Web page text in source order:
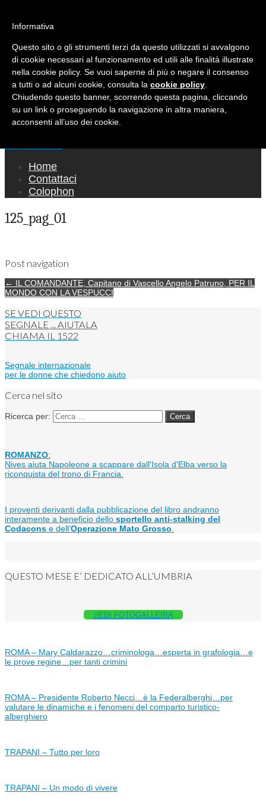
Mondo Italiano nel Mondo
LE INTERVISTE SONO AGLI ITALIANI CHE
RICOPRONO RUOLI ISTITUZIONALI, A
QUELLI CHE RAPPRESENTANO LA SOCIETÀ E
A CHI È UN "COMUNE CITTADINO" ...
PER TUTTO QUESTO SIAMO "ORGOGLIOSI
DI ESSERE ITALIANI"
Home
Contattaci
Colophon
125_pag_01
Post navigation
← IL COMANDANTE, Capitano di Vascello Angelo Patruno, PER IL
MONDO CON LA VESPUCCI
SE VEDI QUESTO
SEGNALE ... AIUTALA
CHIAMA IL 1522
Segnale internazionale
per le donne che chiedono aiuto
Cerca nel sito
Ricerca per:
ROMANZO:
Nives aiuta Napoleone a scappare dall'Isola d'Elba verso la
riconquista del trono di Francia.
I proventi derivanti dalla pubblicazione del libro andranno
interamente a beneficio dello sportello anti-stalking del
Codacons e dell’Operazione Mato Grosso
QUESTO MESE E’ DEDICATO ALL’UMBRIA
VEDI FOTOGALLERIA
ROMA – Mary Caldarazzo…criminologa…esperta in grafologia…e
le prove regine…per tanti crimini
ROMA – Presidente Roberto Necci…è la Federalberghi…per
valutare le dinamiche e i fenomeni del comparto turistico-
alberghiero
TRAPANI – Tutto per loro
TRAPANI – Un modo di vivere
Informativa
Questo sito o gli strumenti terzi da questo utilizzati si avvalgono
di cookie necessari al funzionamento ed utili alle finalità illustrate
nella cookie policy. Se vuoi saperne di più o negare il consenso
a tutti o ad alcuni cookie, consulta la cookie policy
Chiudendo questo banner, scorrendo questa pagina, cliccando
su un link o proseguendo la navigazione in altra maniera,
acconsenti all’uso dei cookie.